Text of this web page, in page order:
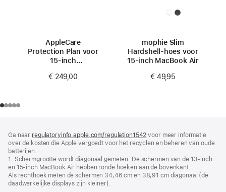
AppleCare
Protection Plan voor
15‑inch
€ 249,00
mophie Slim
Hardshell-hoes voor
15‑inch MacBook Air
€ 49,95
Ga naar regulatoryinfo.apple.com/regulation1542 (wordt
in
venster
geopend)
voor meer informatie
over de kosten die Apple vergoedt voor het recyclen en beheren van oude
batterijen.
1. Schermgrootte wordt diagonaal gemeten. De schermen van de 13‑inch
en 15‑inch MacBook Air hebben ronde hoeken aan de bovenkant.
Als rechthoek meten de schermen 34,46 cm en 38,91 cm diagonaal (de
daadwerkelijke displays zijn kleiner).